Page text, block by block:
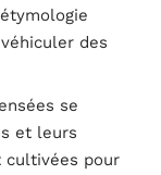
étymologie
des
se
et leurs
cultivées pour